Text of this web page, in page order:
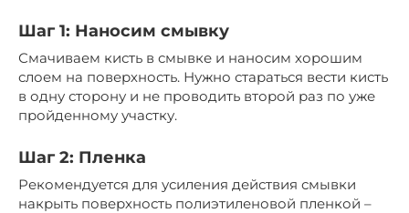
Шаг 1: Наносим смывку
Смачиваем кисть в смывке и наносим хорошим
слоем на поверхность. Нужно стараться вести кисть
в одну сторону и не проводить второй раз по уже
пройденному участку.
Шаг 2: Пленка
Рекомендуется для усиления действия смывки
накрыть поверхность полиэтиленовой пленкой –